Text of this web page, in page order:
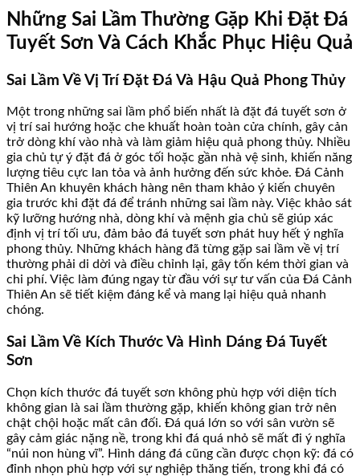
Những Sai Lầm Thường Gặp Khi Đặt Đá
Tuyết Sơn Và Cách Khắc Phục Hiệu Quả
Sai Lầm Về Vị Trí Đặt Đá Và Hậu Quả Phong Thủy
Một trong những sai lầm phổ biến nhất là đặt đá tuyết sơn ở
vị trí sai hướng hoặc che khuất hoàn toàn cửa chính, gây cản
trở dòng khí vào nhà và làm giảm hiệu quả phong thủy. Nhiều
gia chủ tự ý đặt đá ở góc tối hoặc gần nhà vệ sinh, khiến năng
lượng tiêu cực lan tỏa và ảnh hưởng đến sức khỏe. Đá Cảnh
Thiên An khuyên khách hàng nên tham khảo ý kiến chuyên
gia trước khi đặt đá để tránh những sai lầm này. Việc khảo sát
kỹ lưỡng hướng nhà, dòng khí và mệnh gia chủ sẽ giúp xác
định vị trí tối ưu, đảm bảo đá tuyết sơn phát huy hết ý nghĩa
phong thủy. Những khách hàng đã từng gặp sai lầm về vị trí
thường phải di dời và điều chỉnh lại, gây tốn kém thời gian và
chi phí. Việc làm đúng ngay từ đầu với sự tư vấn của Đá Cảnh
Thiên An sẽ tiết kiệm đáng kể và mang lại hiệu quả nhanh
chóng.
Sai Lầm Về Kích Thước Và Hình Dáng Đá Tuyết
Sơn
Chọn kích thước đá tuyết sơn không phù hợp với diện tích
không gian là sai lầm thường gặp, khiến không gian trở nên
chật chội hoặc mất cân đối. Đá quá lớn so với sân vườn sẽ
gây cảm giác nặng nề, trong khi đá quá nhỏ sẽ mất đi ý nghĩa
“núi non hùng vĩ”. Hình dáng đá cũng cần được chọn kỹ: đá có
đỉnh nhọn phù hợp với sự nghiệp thăng tiến, trong khi đá có